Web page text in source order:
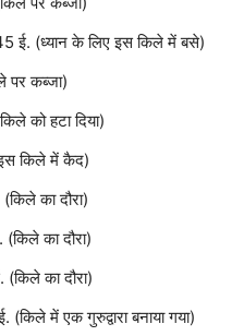
ई. (ध्यान के लिए इस किले में बसे)
पर कब्जा)
को हटा दिया)
किले में कैद)
का दौरा)
का दौरा)
का दौरा)
में एक गुरुद्वारा बनाया गया)